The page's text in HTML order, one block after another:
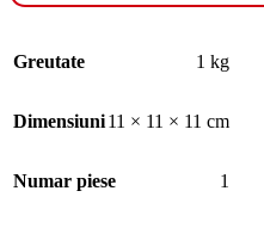
Greutate 1 kg
Dimensiuni11 × 11 × 11 cm
Numar piese 1